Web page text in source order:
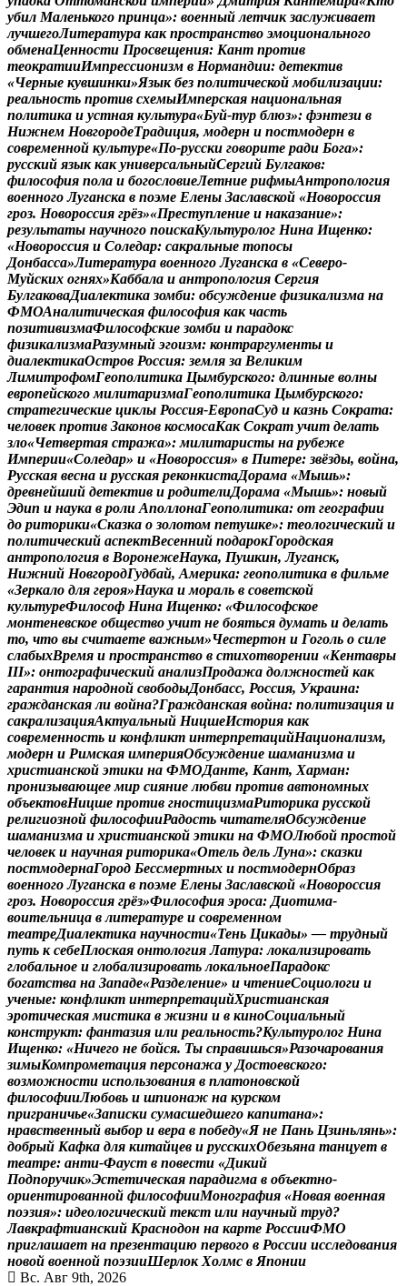
убил Маленького принца»: военный летчик заслуживает
лучшегоЛитература как пространство эмоционального
обменаЦенности Просвещения: Кант против
теократииИмпрессионизм в Нормандии: детектив
«Черные кувшинки»Язык без политической мобилизации:
реальность против схемыИмперская национальная
политика и устная культура«Буй-тур блюз»: фэнтези в
Нижнем НовгородеТрадиция, модерн и постмодерн в
современной культуре«По-русски говорите ради Бога»:
русский язык как универсальныйСергий Булгаков:
философия пола и богословиеЛетние рифмыАнтропология
военного Луганска в поэме Елены Заславской «Новороссия
гроз. Новороссия грёз»«Преступление и наказание»:
результаты научного поискаКультуролог Нина Ищенко:
«Новороссия и Соледар: сакральные топосы
Донбасса»Литература военного Луганска в «Северо-
Муйских огнях»Каббала и антропология Сергия
БулгаковаДиалектика зомби: обсуждение физикализма на
ФМОАналитическая философия как часть
позитивизмаФилософские зомби и парадокс
физикализмаРазумный эгоизм: контраргументы и
диалектикаОстров Россия: земля за Великим
ЛимитрофомГеополитика Цымбурского: длинные волны
европейского милитаризмаГеополитика Цымбурского:
стратегические циклы Россия-ЕвропаСуд и казнь Сократа:
человек против Законов космосаКак Сократ учит делать
зло«Четвертая стража»: милитаристы на рубеже
Империи«Соледар» и «Новороссия» в Питере: звёзды, война,
Русская весна и русская реконкистаДорама «Мышь»:
древнейший детектив и родителиДорама «Мышь»: новый
Эдип и наука в роли АполлонаГеополитика: от географии
до риторики«Сказка о золотом петушке»: теологический и
политический аспектВесенний подарокГородская
антропология в ВоронежеНаука, Пушкин, Луганск,
Нижний НовгородГудбай, Америка: геополитика в фильме
«Зеркало для героя»Наука и мораль в советской
культуреФилософ Нина Ищенко: «Философское
монтеневское общество учит не бояться думать и делать
то, что вы считаете важным»Честертон и Гоголь о силе
слабыхВремя и пространство в стихотворении «Кентавры
III»: онтографический анализПродажа должностей как
гарантия народной свободыДонбасс, Россия, Украина:
гражданская ли война?Гражданская война: политизация и
сакрализацияАктуальный НицшеИстория как
современность и конфликт интерпретацийНационализм,
модерн и Римская империяОбсуждение шаманизма и
христианской этики на ФМОДанте, Кант, Харман:
пронизывающее мир сияние любви против автономных
объектовНицше против гностицизмаРиторика русской
религиозной философииРадость читателяОбсуждение
шаманизма и христианской этики на ФМОЛюбой простой
человек и научная риторика«Отель дель Луна»: сказки
постмодернаГород Бессмертных и постмодернОбраз
военного Луганска в поэме Елены Заславской «Новороссия
гроз. Новороссия грёз»Философия эроса: Диотима-
воительница в литературе и современном
театреДиалектика научности«Тень Цикады» — трудный
путь к себеПлоская онтология Латура: локализировать
глобальное и глобализировать локальноеПарадокс
богатства на Западе«Разделение» и чтениеСоциологи и
ученые: конфликт интерпретацийХристианская
эротическая мистика в жизни и в киноСоциальный
конструкт: фантазия или реальность?Культуролог Нина
Ищенко: «Ничего не бойся. Ты справишься»Разочарования
зимыКомпрометация персонажа у Достоевского:
возможности использования в платоновской
философииЛюбовь и шпионаж на курском
приграничье«Записки сумасшедшего капитана»:
нравственный выбор и вера в победу«Я не Пань Цзиньлянь»:
добрый Кафка для китайцев и русскихОбезьяна танцует в
театре: анти-Фауст в повести «Дикий
Подпоручик»Эстетическая парадигма в объектно-
ориентированной философииМонография «Новая военная
поэзия»: идеологический текст или научный труд?
Лавкрафтианский Краснодон на карте РоссииФМО
приглашает на презентацию первого в России исследования
новой военной поэзииШерлок Холмс в Японии
Вс. Авг 9th, 2026